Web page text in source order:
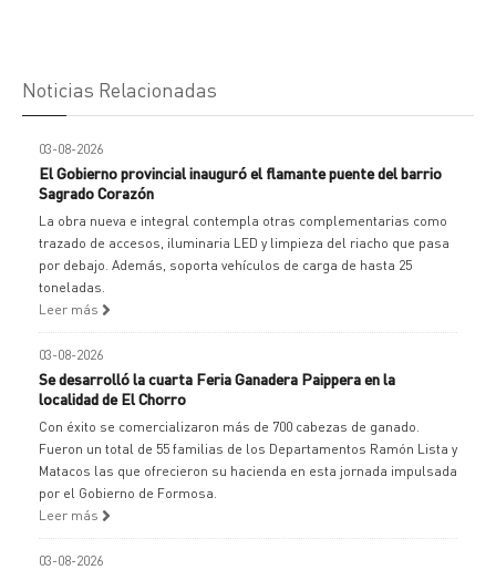
Noticias Relacionadas
03-08-2026
El Gobierno provincial inauguró el flamante puente del barrio
Sagrado Corazón
La obra nueva e integral contempla otras complementarias como
trazado de accesos, iluminaria LED y limpieza del riacho que pasa
por debajo. Además, soporta vehículos de carga de hasta 25
toneladas.
Leer más
03-08-2026
Se desarrolló la cuarta Feria Ganadera Paippera en la
localidad de El Chorro
Con éxito se comercializaron más de 700 cabezas de ganado.
Fueron un total de 55 familias de los Departamentos Ramón Lista y
Matacos las que ofrecieron su hacienda en esta jornada impulsada
por el Gobierno de Formosa.
Leer más
03-08-2026